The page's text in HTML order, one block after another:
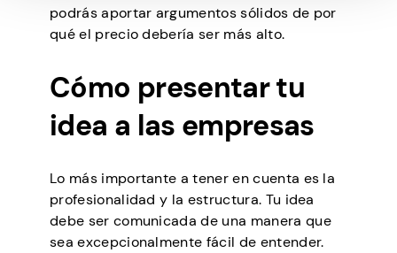
podrás aportar argumentos sólidos de por
qué el precio debería ser más alto.
Cómo presentar tu
idea a las empresas
Lo más importante a tener en cuenta es la
profesionalidad y la estructura. Tu idea
debe ser comunicada de una manera que
sea excepcionalmente fácil de entender.